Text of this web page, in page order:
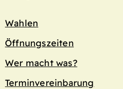
Wahlen
Öffnungszeiten
Wer macht was?
Terminvereinbarung